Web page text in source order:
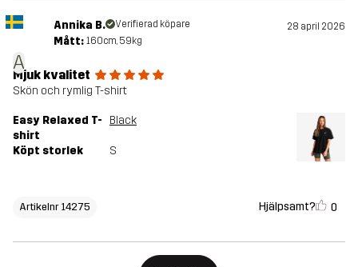
A
Annika B. Verifierad köpare 28 april 2026
Mått: 160cm, 59kg
Mjuk kvalitet
Skön och rymlig T-shirt
Easy Relaxed T-
shirt
Black
Köpt storlek S
Artikelnr 14275 Hjälpsamt? 0